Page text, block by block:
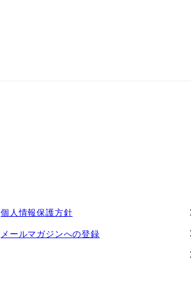
個人情報保護方針
メールマガジンへの登録